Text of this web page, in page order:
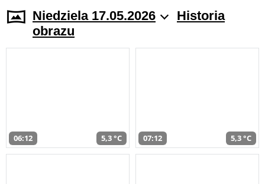
Niedziela 17.05.2026
Historia
obrazu
06:12 5,3 °C 07:12 5,3 °C